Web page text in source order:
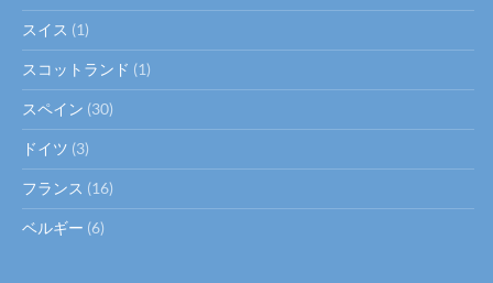
スイス (1)
スコットランド (1)
スペイン (30)
ドイツ (3)
フランス (16)
ベルギー (6)